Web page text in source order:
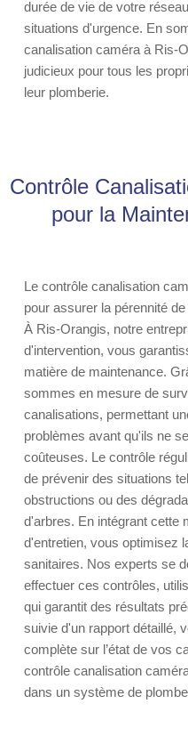
durée de vie de votre
situations d'urgence. En
canalisation caméra à Ris-
judicieux pour tous les
leur plomberie.
Contrôle
pour la
Le contrôle canalisation
pour assurer la pérennité
À Ris-Orangis, notre
d'intervention, vous
matière de maintenance.
sommes en mesure de
canalisations, permettant
problèmes avant qu'ils ne
coûteuses. Le contrôle
de prévenir des situations
obstructions ou des
d'arbres. En intégrant cette
d'entretien, vous optimisez
sanitaires. Nos experts se
effectuer ces contrôles,
qui garantit des résultats
suivie d'un rapport détaillé,
complète sur l’état de vos
contrôle canalisation
dans un système de